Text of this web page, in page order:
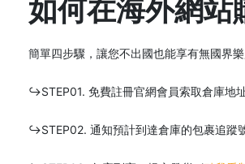
如何在海外網站
簡單四步驟，讓您不出國也能享有無國界
↪STEP01. 免費註冊官網會員索取倉庫地
↪STEP02. 通知預計到達倉庫的包裹追蹤